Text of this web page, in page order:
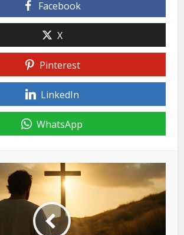
Facebook
X
Pinterest
LinkedIn
WhatsApp